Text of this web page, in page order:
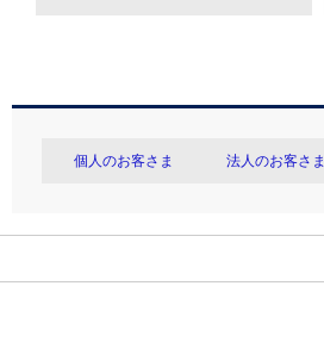
個人のお客さま 法人のお客さま